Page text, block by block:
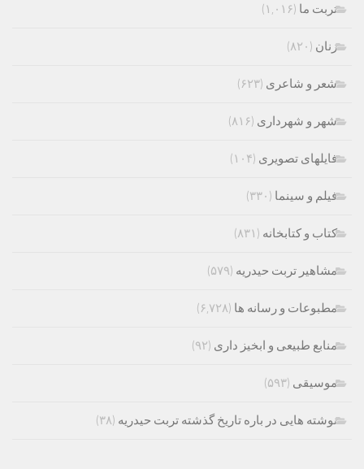
تربت ما (۱,۰۱۶)
زنان (۸۲۰)
شعر و شاعری (۶۲۳)
شهر و شهرداری (۸۱۶)
فایلهای تصویری (۱۰۴)
فیلم و سینما (۳۳۰)
کتاب و کتابخانه (۸۳۱)
مشاهیر تربت حیدریه (۵۷۹)
مطبوعات و رسانه ها (۶,۷۲۸)
منابع طبیعی و ابخیز داری (۹۲)
موسیقی (۵۹۳)
نوشته هایی در باره تاریخ گذشته تربت حیدریه (۳۸)